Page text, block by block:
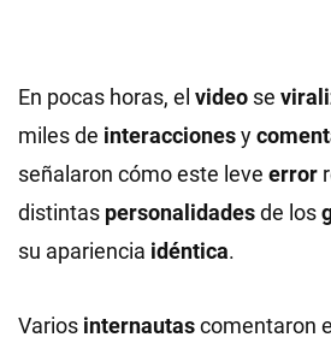
En pocas horas, el video se
miles de interaccionesy
señalaron cómo este leve error
distintas personalidadesde los
su apariencia idéntica.
Varios internautascomentaron